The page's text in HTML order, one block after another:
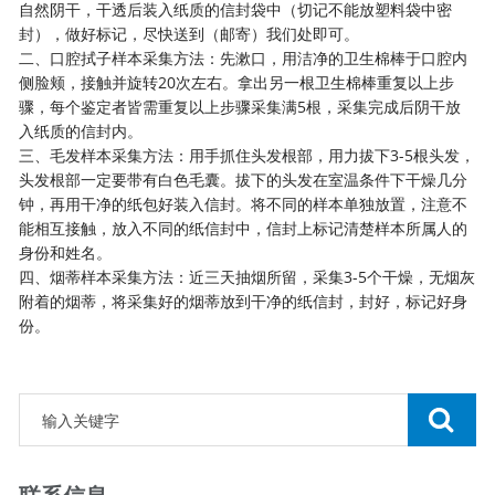
自然阴干，干透后装入纸质的信封袋中（切记不能放塑料袋中密
封），做好标记，尽快送到（邮寄）我们处即可。
二、口腔拭子样本采集方法：先漱口，用洁净的卫生棉棒于口腔内
侧脸颊，接触并旋转20次左右。拿出另一根卫生棉棒重复以上步
骤，每个鉴定者皆需重复以上步骤采集满5根，采集完成后阴干放
入纸质的信封内。
三、毛发样本采集方法：用手抓住头发根部，用力拔下3-5根头发，
头发根部一定要带有白色毛囊。拔下的头发在室温条件下干燥几分
钟，再用干净的纸包好装入信封。将不同的样本单独放置，注意不
能相互接触，放入不同的纸信封中，信封上标记清楚样本所属人的
身份和姓名。
四、烟蒂样本采集方法：近三天抽烟所留，采集3-5个干燥，无烟灰
附着的烟蒂，将采集好的烟蒂放到干净的纸信封，封好，标记好身
份。